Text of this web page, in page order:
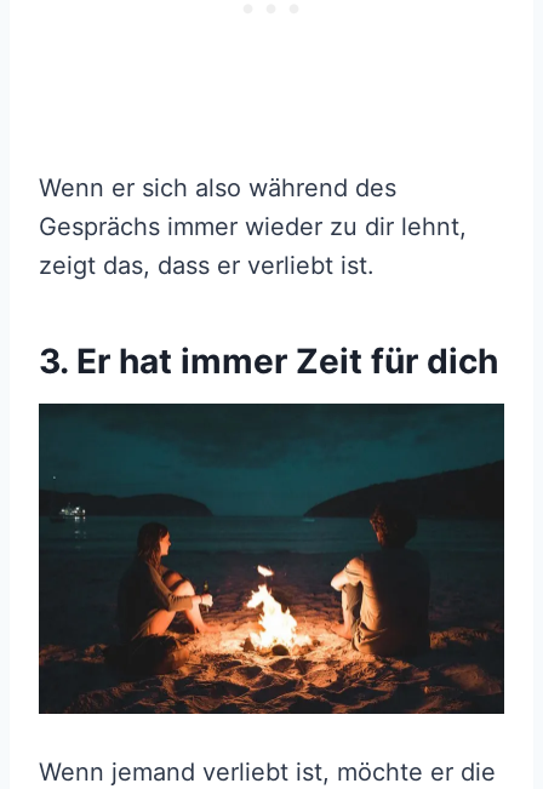
Wenn er sich also während des
Gesprächs immer wieder zu dir lehnt,
zeigt das, dass er verliebt ist.
3. Er hat immer Zeit für dich
Wenn jemand verliebt ist, möchte er die